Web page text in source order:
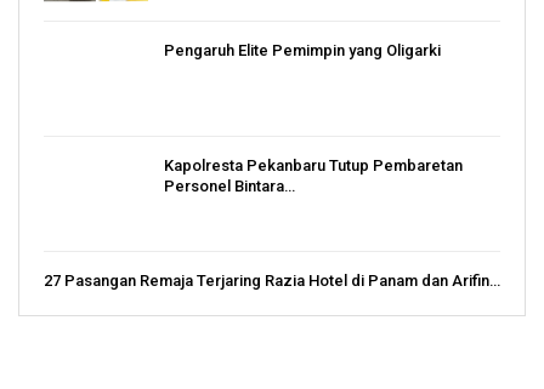
Pengaruh Elite Pemimpin yang Oligarki
Kapolresta Pekanbaru Tutup Pembaretan
Personel Bintara…
27 Pasangan Remaja Terjaring Razia Hotel di Panam dan Arifin…